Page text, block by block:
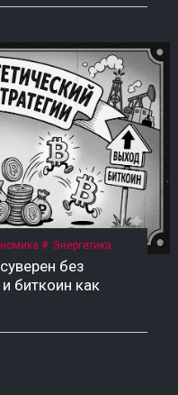
Энергетика
без
биткоин как